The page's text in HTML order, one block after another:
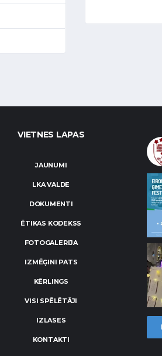
VIETNES LAPAS
JAUNUMI
LKA VALDE
DOKUMENTI
ĒTIKAS KODEKSS
FOTOGALERIJA
IZMĒĢINI PATS
KĒRLINGS
VISI SPĒLĒTĀJI
IZLASES
KONTAKTI